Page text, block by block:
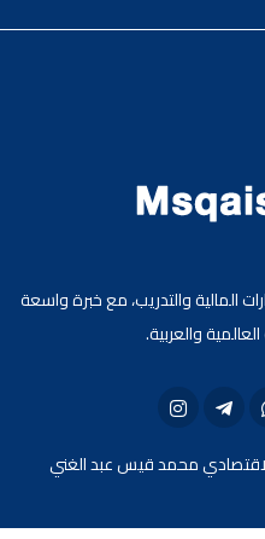
والتدريب، مع خبرة واسعة
والعربية.
محمد قيس عبد الغني